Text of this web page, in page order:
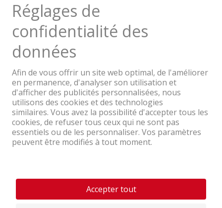
Une entreprise du Groupe Coop